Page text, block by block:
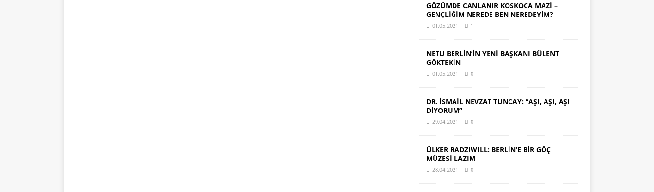
GÖZÜMDE CANLANIR KOSKOCA MAZİ –
GENÇLİĞİM NEREDE BEN NEREDEYİM?
01.05.2021 1
NETU BERLİN’İN YENİ BAŞKANI BÜLENT
GÖKTEKİN
01.05.2021 0
DR. İSMAİL NEVZAT TUNCAY: “AŞI, AŞI, AŞI
DİYORUM”
29.04.2021 0
ÜLKER RADZIWILL: BERLİN’E BİR GÖÇ
MÜZESİ LAZIM
28.04.2021 0